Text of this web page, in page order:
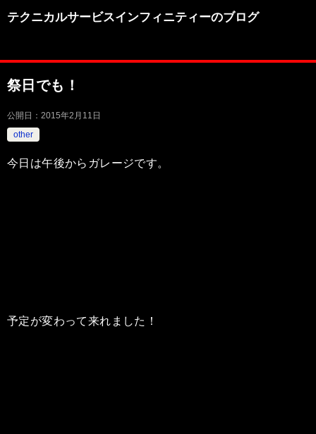
テクニカルサービスインフィニティーのブログ
祭日でも！
公開日： 2015年2月11日
other
今日は午後からガレージです。
予定が変わって来れました！